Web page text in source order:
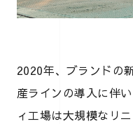
2020年、ブランドの
産ラインの導入に伴
ィ工場は大規模なリ